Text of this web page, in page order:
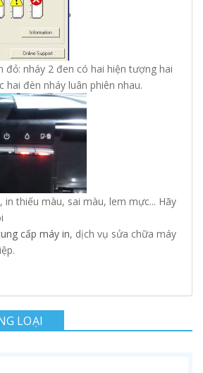
đỏ: nháy 2 đen có hai hiện tượng hai
hai đèn nháy luân phiên nhau.
in thiếu màu, sai màu, lem mực... Hãy
cấp máy in, dịch vụ sửa chữa máy
LOẠI